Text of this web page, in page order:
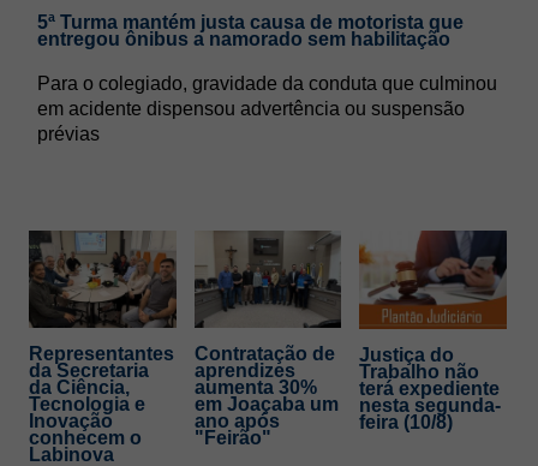
5ª Turma mantém justa causa de motorista que
entregou ônibus a namorado sem habilitação
Para o colegiado, gravidade da conduta que culminou
em acidente dispensou advertência ou suspensão
prévias
Representantes
da Secretaria
da Ciência,
Tecnologia e
Inovação
conhecem o
Labinova
Contratação de
aprendizes
aumenta 30%
em Joaçaba um
ano após
"Feirão"
Justiça do
Trabalho não
terá expediente
nesta segunda-
feira (10/8)